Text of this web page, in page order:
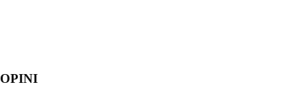
OPINI